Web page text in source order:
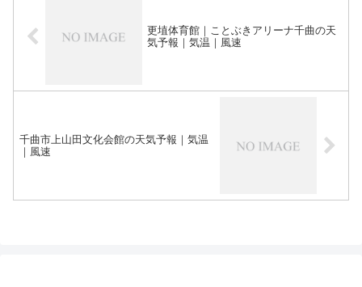
更埴体育館｜ことぶきアリーナ千曲の天
気予報｜気温｜風速
千曲市上山田文化会館の天気予報｜気温
｜風速